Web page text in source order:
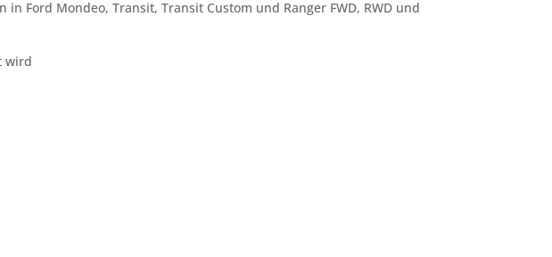
Ford Mondeo, Transit, Transit Custom und Ranger FWD, RWD und
wird